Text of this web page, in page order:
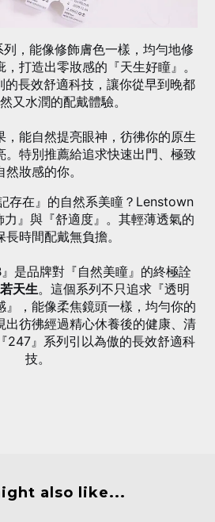
，能像修飾膚色一樣，均勻地修
打造出零妝感的『天生好瞳』。
長效舒適科技，讓你從早到晚都
又水潤的配戴體驗。
，能自然提亮眼神，彷彿你的原生
。特別推薦給追求快速出門、極致
然妝感的你。
存在』的自然系美瞳？Lenstown
』與『舒適度』。其輕薄透氣的
長時間配戴無負擔。
是品牌對『自然美瞳』的終極詮
天生。這個系列不只追求『透明
』，能像柔焦鏡頭一樣，均勻你的
出彷彿經過精心休養後的健康、清
247』系列引以為傲的長效舒適科
技。
also like...